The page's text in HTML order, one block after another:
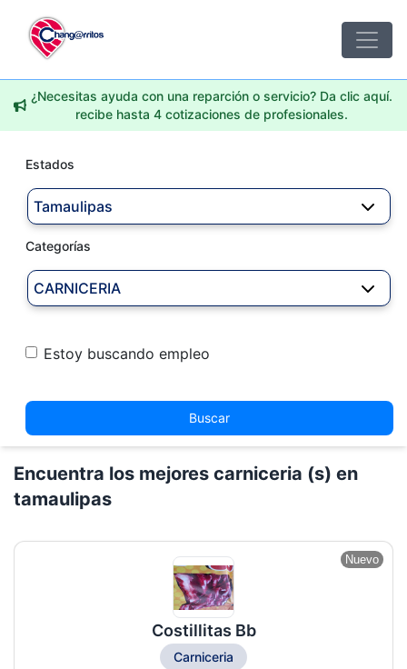
¿Necesitas ayuda con una reparción o servicio? Da clic aquí.
recibe hasta 4 cotizaciones de profesionales.
Estados
Tamaulipas
Categorías
CARNICERIA
Estoy buscando empleo
Buscar
Encuentra los mejores carniceria (s) en
tamaulipas
Nuevo
Costillitas Bb
Carniceria